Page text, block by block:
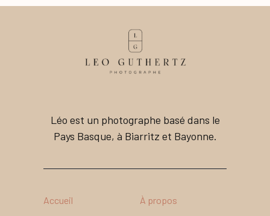
Léo est un photographe basé dans le
Pays Basque, à Biarritz et Bayonne.
Accueil À propos